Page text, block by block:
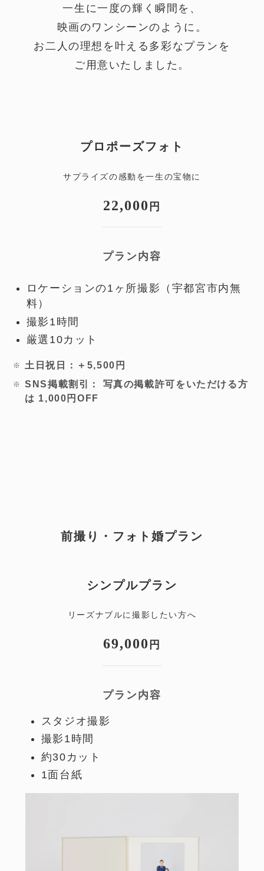
一生に一度の輝く瞬間を、
映画のワンシーンのように。
お二人の理想を叶える多彩なプランを
ご用意いたしました。
プロポーズフォト
サプライズの感動を一生の宝物に
22,000 円
プラン内容
ロケーションの1ヶ所撮影（宇都宮市内無
料）
撮影1時間
厳選10カット
土日祝日：＋5,500円
SNS掲載割引： 写真の掲載許可をいただける方
は 1,000円OFF
前撮り・フォト婚プラン
シンプルプラン
リーズナブルに撮影したい方へ
69,000 円
プラン内容
スタジオ撮影
撮影1時間
約30カット
1面台紙